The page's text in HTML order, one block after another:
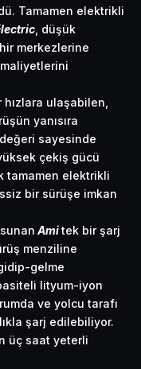
Tamamen elektrikli
, düşük
merkezlerine
hızlara ulaşabilen,
yanısıra
sayesinde
çekiş gücü
tamamen elektrikli
bir sürüşe imkan
Amitek bir şarj
menziline
gelme
lityum-iyon
ve yolcu tarafı
şarj edilebiliyor.
üç saat yeterli